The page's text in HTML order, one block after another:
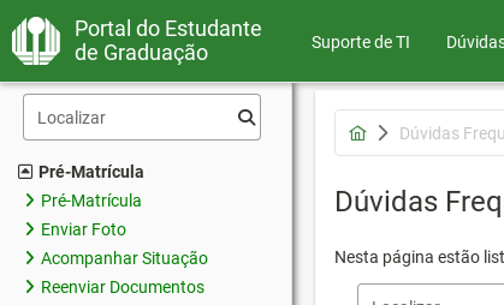
Portal do Estudante
de Graduação
Suporte de TI
Pré-Matrícula
Pré-Matrícula
Enviar Foto
Acompanhar Situação
Reenviar Documentos
Dúvidas
Dúvidas
Nesta página estão